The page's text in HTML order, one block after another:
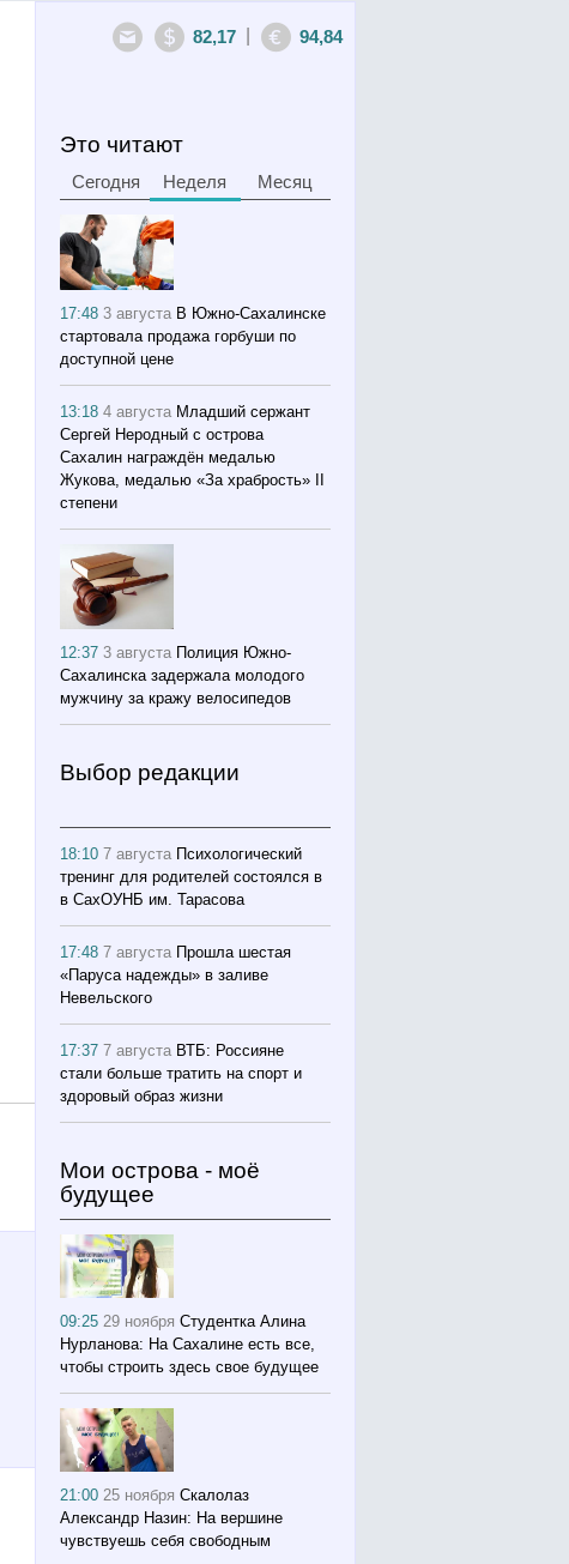
82,17 94,84
Это читают
Сегодня Неделя Месяц
17:483 августа В Южно-Сахалинске
стартовала продажа горбуши по
доступной цене
13:184 августа Младший сержант
Сергей Неродный с острова
Сахалин награждён медалью
Жукова, медалью «За храбрость» II
степени
12:373 августа Полиция Южно-
Сахалинска задержала молодого
мужчину за кражу велосипедов
Выбор редакции
18:107 августа Психологический
тренинг для родителей состоялся в
в СахОУНБ им. Тарасова
17:487 августа Прошла шестая
«Паруса надежды» в заливе
Невельского
17:377 августа ВТБ: Россияне
стали больше тратить на спорт и
здоровый образ жизни
Мои острова - моё
будущее
09:2529 ноября Студентка Алина
Нурланова: На Сахалине есть все,
чтобы строить здесь свое будущее
21:0025 ноября Скалолаз
Александр Назин: На вершине
чувствуешь себя свободным